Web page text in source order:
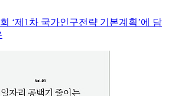
‘제1차 국가인구전략 기본계획’에 담